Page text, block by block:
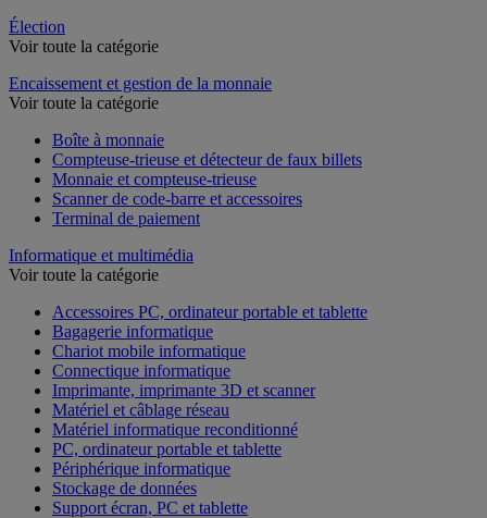
Élection
Voir toute la catégorie
Encaissement et gestion de la monnaie
Voir toute la catégorie
Boîte à monnaie
Compteuse-trieuse et détecteur de faux billets
Monnaie et compteuse-trieuse
Scanner de code-barre et accessoires
Terminal de paiement
Informatique et multimédia
Voir toute la catégorie
Accessoires PC, ordinateur portable et tablette
Bagagerie informatique
Chariot mobile informatique
Connectique informatique
Imprimante, imprimante 3D et scanner
Matériel et câblage réseau
Matériel informatique reconditionné
PC, ordinateur portable et tablette
Périphérique informatique
Stockage de données
Support écran, PC et tablette